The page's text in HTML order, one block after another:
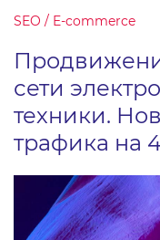
SEO / E-commerce
сети
техники.
трафика на